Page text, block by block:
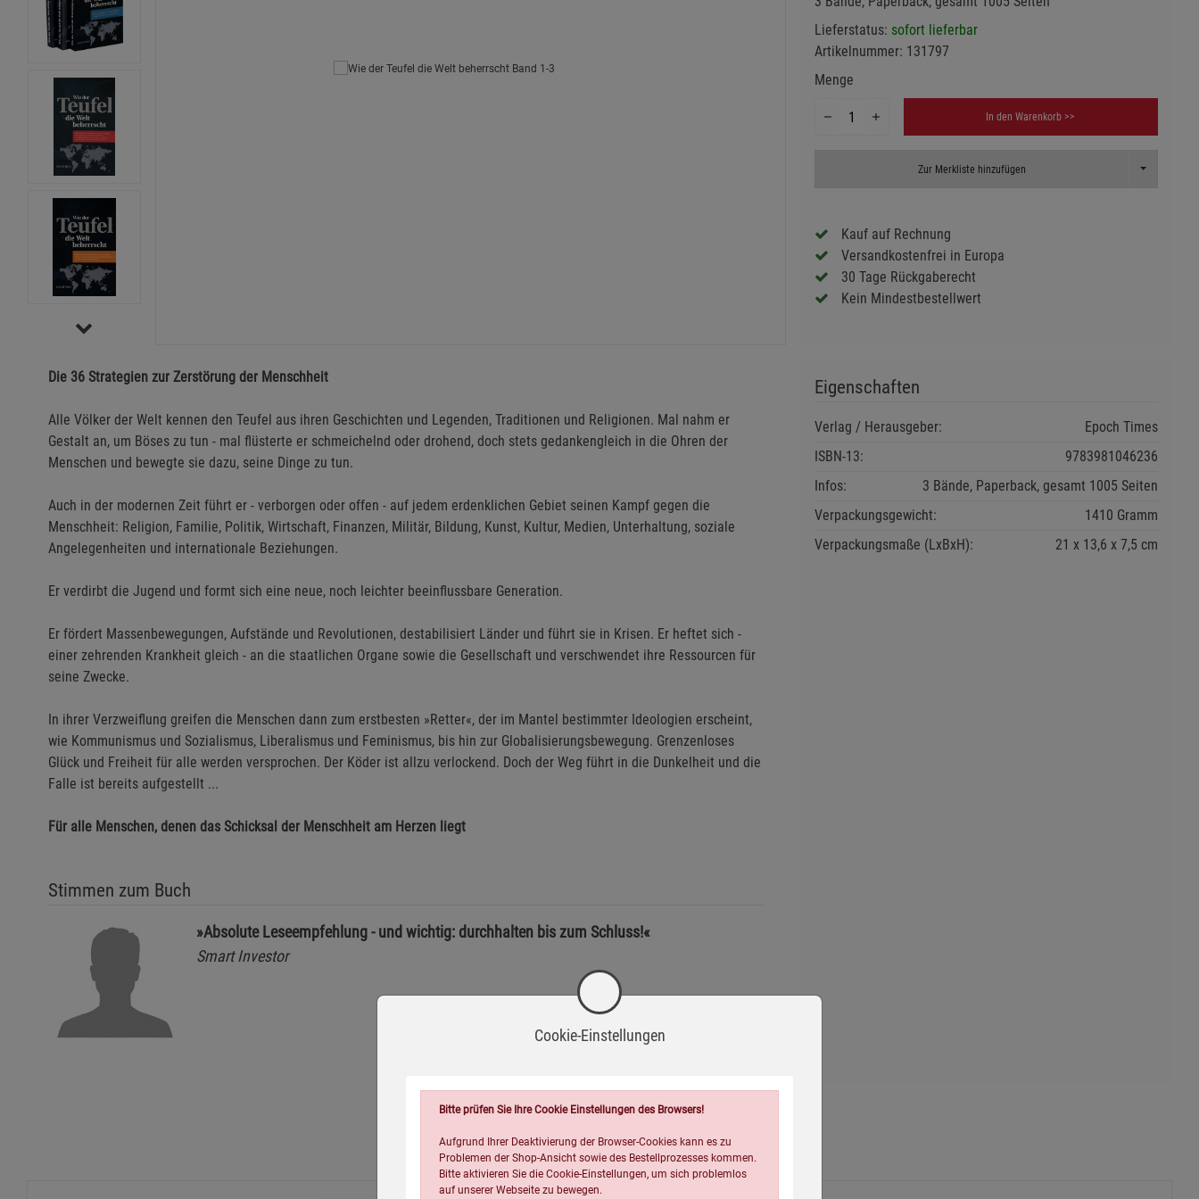
Lieferstatus: sofort lieferbar
Artikelnummer: 131797
Menge
In den Warenkorb >>
Zur Merkliste hinzufügen Toggle
Kauf auf Rechnung
Versandkostenfrei in Europa
30 Tage Rückgaberecht
Kein Mindestbestellwert
Die 36 Strategien zur Zerstörung der Menschheit
Alle Völker der Welt kennen den Teufel aus ihren Geschichten und Legenden, Traditionen und Religionen. Mal nahm er
Gestalt an, um Böses zu tun - mal flüsterte er schmeichelnd oder drohend, doch stets gedankengleich in die Ohren der
Menschen und bewegte sie dazu, seine Dinge zu tun.
Auch in der modernen Zeit führt er - verborgen oder offen - auf jedem erdenklichen Gebiet seinen Kampf gegen die
Menschheit: Religion, Familie, Politik, Wirtschaft, Finanzen, Militär, Bildung, Kunst, Kultur, Medien, Unterhaltung, soziale
Angelegenheiten und internationale Beziehungen.
Er verdirbt die Jugend und formt sich eine neue, noch leichter beeinflussbare Generation.
Er fördert Massenbewegungen, Aufstände und Revolutionen, destabilisiert Länder und führt sie in Krisen. Er heftet sich -
einer zehrenden Krankheit gleich - an die staatlichen Organe sowie die Gesellschaft und verschwendet ihre Ressourcen für
seine Zwecke.
In ihrer Verzweiflung greifen die Menschen dann zum erstbesten »Retter«, der im Mantel bestimmter Ideologien erscheint,
wie Kommunismus und Sozialismus, Liberalismus und Feminismus, bis hin zur Globalisierungsbewegung. Grenzenloses
Glück und Freiheit für alle werden versprochen. Der Köder ist allzu verlockend. Doch der Weg führt in die Dunkelheit und die
Falle ist bereits aufgestellt ...
Für alle Menschen, denen das Schicksal der Menschheit am Herzen liegt
Stimmen zum Buch
»Absolute Leseempfehlung - und wichtig: durchhalten bis zum Schluss!«
Smart Investor
Eigenschaften
Verlag / Herausgeber:
Epoch Times
ISBN-13:
9783981046236
Infos:
3 Bände, Paperback, gesamt 1005 Seiten
Verpackungsgewicht:
1410 Gramm
Verpackungsmaße (LxBxH):
21 13,6 7,5 cm
Wird oft zusammen bestellt:
Cookie-Einstellungen
Bitte prüfen Sie Ihre Cookie Einstellungen des Browsers!
Aufgrund Ihrer Deaktivierung der Browser-Cookies kann es zu
Problemen der Shop-Ansicht sowie des Bestellprozesses kommen.
Bitte aktivieren Sie die Cookie-Einstellungen, um sich problemlos
auf unserer Webseite zu bewegen.